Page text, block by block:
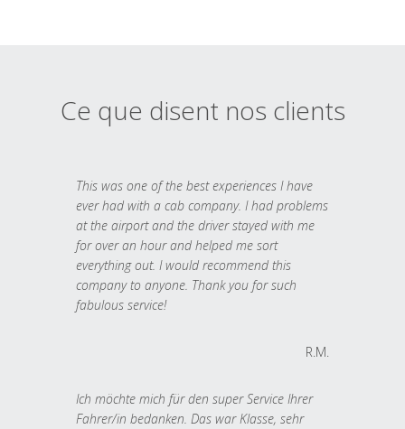
Ce que disent nos clients
This was one of the best experiences I have
ever had with a cab company. I had problems
at the airport and the driver stayed with me
for over an hour and helped me sort
everything out. I would recommend this
company to anyone. Thank you for such
fabulous service!
R.M.
Ich möchte mich für den super Service Ihrer
Fahrer/in bedanken. Das war Klasse, sehr